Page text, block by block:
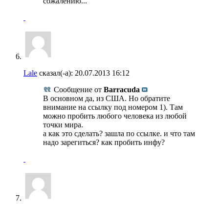
Lale сказал(-а): 20.07.2013 16:12
Сообщение от Barracuda
В основном да, из США. Но обратите
внимание на ссылку под номером 1). Там
можно пробить любого человека из любой
точки мира.
а как это сделать? зашла по ссылке. и что там
надо зарегиться? как пробить инфу?